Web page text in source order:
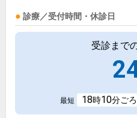
診療／受付時間・休診日
受診まで
最短 18時10分ごろ